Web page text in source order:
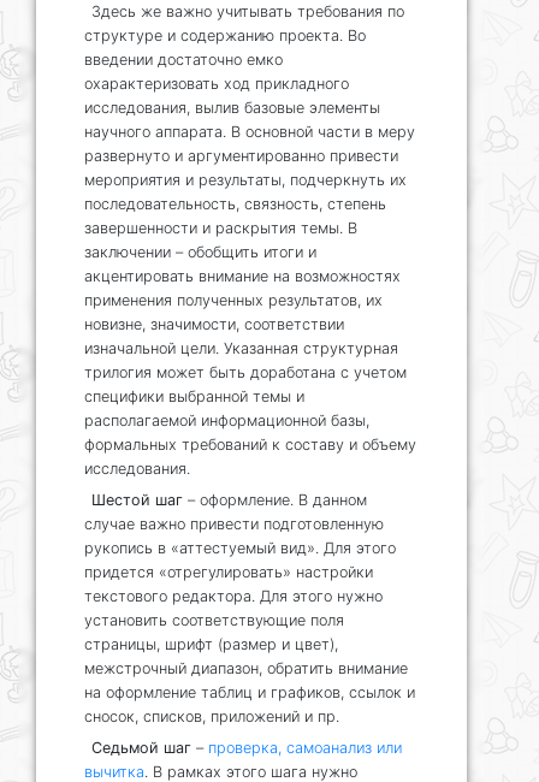
Здесь же важно учитывать требования по
структуре и содержанию проекта. Во
введении достаточно емко
охарактеризовать ход прикладного
исследования, вылив базовые элементы
научного аппарата. В основной части в меру
развернуто и аргументированно привести
мероприятия и результаты, подчеркнуть их
последовательность, связность, степень
завершенности и раскрытия темы. В
заключении – обобщить итоги и
акцентировать внимание на возможностях
применения полученных результатов, их
новизне, значимости, соответствии
изначальной цели. Указанная структурная
трилогия может быть доработана с учетом
специфики выбранной темы и
располагаемой информационной базы,
формальных требований к составу и объему
исследования.
Шестой шаг – оформление. В данном
случае важно привести подготовленную
рукопись в «аттестуемый вид». Для этого
придется «отрегулировать» настройки
текстового редактора. Для этого нужно
установить соответствующие поля
страницы, шрифт (размер и цвет),
межстрочный диапазон, обратить внимание
на оформление таблиц и графиков, ссылок и
сносок, списков, приложений и пр.
Седьмой шаг – проверка, самоанализ или
вычитка . В рамках этого шага нужно